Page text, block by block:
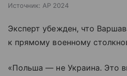
Источник: AP 2024
Эксперт убежден, что
к прямому военному
«Польша — не Украина. Это